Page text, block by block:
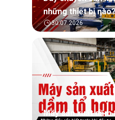
những thiết bị
30.07.2026
Máy sản xuất dầm